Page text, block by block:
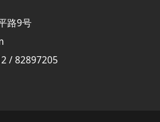
路9号
/ 82897205